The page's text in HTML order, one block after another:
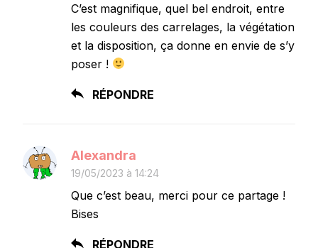
C’est magnifique, quel bel endroit, entre
les couleurs des carrelages, la végétation
et la disposition, ça donne en envie de s’y
poser !
RÉPONDRE
Alexandra
19/05/2023 à 14:24
Que c’est beau, merci pour ce partage !
Bises
RÉPONDRE